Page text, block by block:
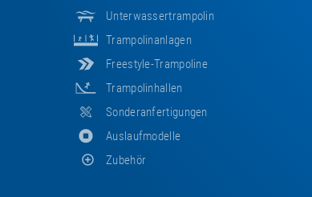
Unterwassertrampolin
Trampolinanlagen
Freestyle-Trampoline
Trampolinhallen
Sonderanfertigungen
Auslaufmodelle
Zubehör